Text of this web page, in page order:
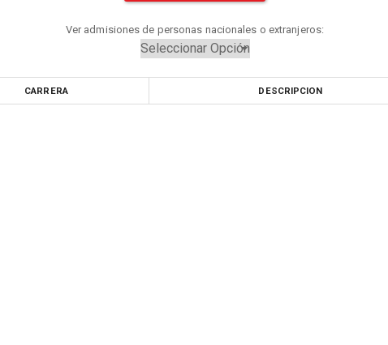
Ver admisiones de personas nacionales o extranjeros:
CARRERA DESCRIPCION